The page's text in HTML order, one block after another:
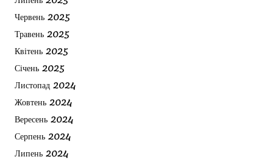
Червень 2025
Травень 2025
Квітень 2025
Січень 2025
Листопад 2024
Жовтень 2024
Вересень 2024
Серпень 2024
Липень 2024